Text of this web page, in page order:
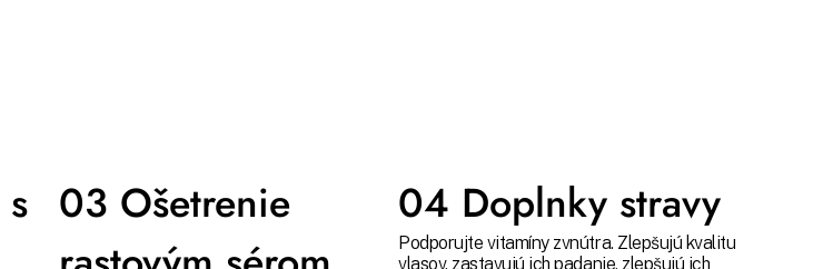
03 Ošetrenie
04 Doplnky stravy
Podporujte vitamíny zvnútra. Zlepšujú kvalitu
vlasov, zastavujú ich padanie, zlepšujú ich